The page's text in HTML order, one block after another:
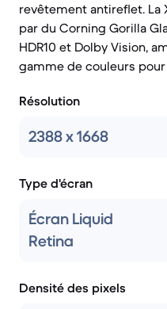
revêtement antireflet. La
par du Corning Gorilla
HDR10 et Dolby Vision,
gamme de couleurs
Résolution
2388 x 1668
Type d'écran
Écran Liquid
Retina
Densité des pixels